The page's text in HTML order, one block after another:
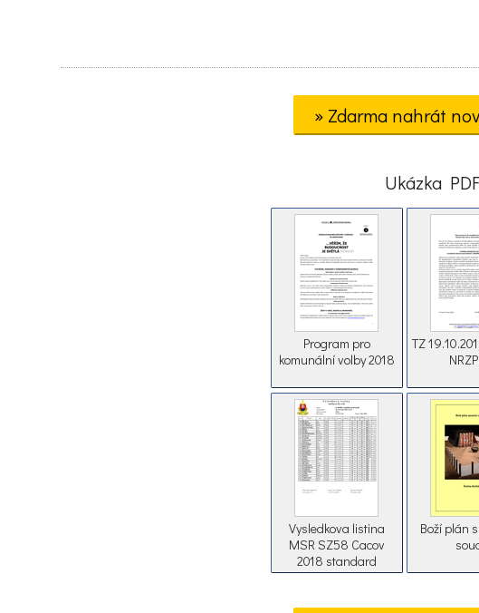
» Zdarma nahrát
Ukázka
Program pro
komunální volby 2018
TZ
Vysledkova listina
MSR SZ58 Cacov
2018 standard
Boží plán